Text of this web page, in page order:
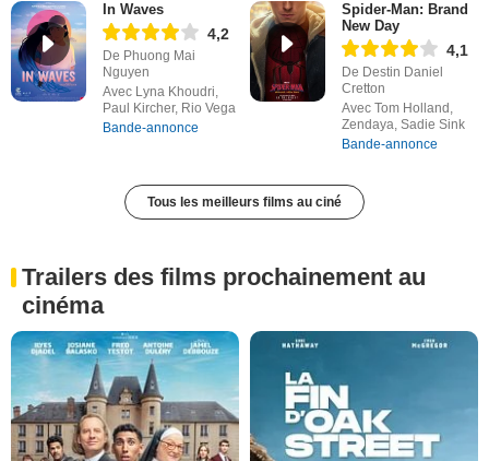
In Waves
4,2
De Phuong Mai
Nguyen
Avec Lyna Khoudri,
Paul Kircher, Rio Vega
Bande-annonce
Spider-Man: Brand
New Day
4,1
De Destin Daniel
Cretton
Avec Tom Holland,
Zendaya, Sadie Sink
Bande-annonce
Tous les meilleurs films au ciné
Trailers des films prochainement au
cinéma